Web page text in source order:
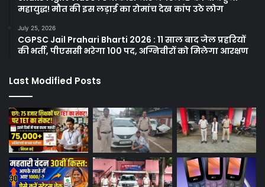
महायुद्ध! मौत की इस लड़ाई का रोमांच देख कांप उठे लोग
July 25, 2026
CGPSC Jail Prahari Bharti 2026 : 11 साल बाद जेल प्रहरियों
की भर्ती, पीएससी भरेगा 100 पद, अग्निवीरों को मिलेगा आरक्षण
Last Modified Posts